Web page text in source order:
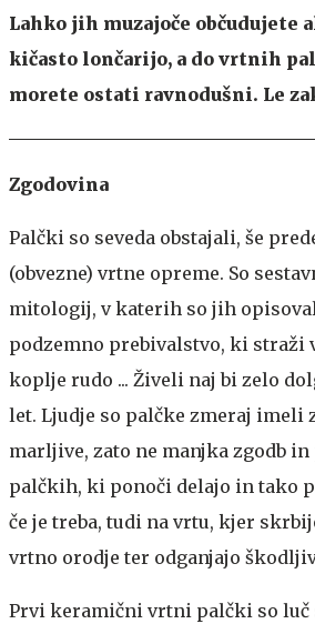
Lahko jih muzajoče občudujete
kičasto lončarijo, a do vrtnih
morete ostati ravnodušni. Le
Zgodovina
Palčki so seveda obstajali, še
(obvezne) vrtne opreme. So
mitologij, v katerih so jih
podzemno prebivalstvo, ki straži
koplje rudo ... Živeli naj bi zelo
let. Ljudje so palčke zmeraj imeli
marljive, zato ne manjka zgodb
palčkih, ki ponoči delajo in tako
če je treba, tudi na vrtu, kjer
vrtno orodje ter odganjajo
Prvi keramični vrtni palčki so luč